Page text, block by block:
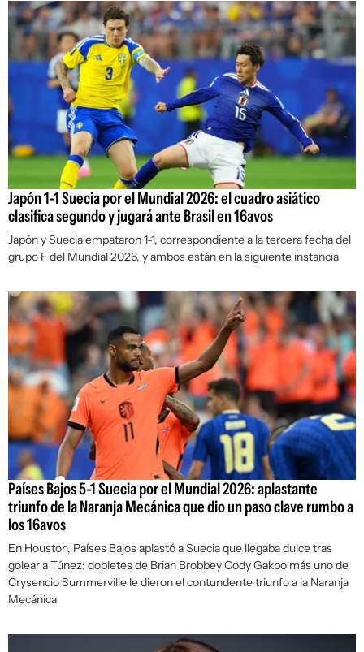
Japón 1-1 Suecia por el Mundial 2026: el cuadro asiático
clasifica segundo y jugará ante Brasil en 16avos
Japón y Suecia empataron 1-1, correspondiente a la tercera fecha del
grupo F del Mundial 2026, y ambos están en la siguiente instancia
Países Bajos 5-1 Suecia por el Mundial 2026: aplastante
triunfo de la Naranja Mecánica que dio un paso clave rumbo a
los 16avos
En Houston, Países Bajos aplastó a Suecia que llegaba dulce tras
golear a Túnez: dobletes de Brian Brobbey Cody Gakpo más uno de
Crysencio Summerville le dieron el contundente triunfo a la Naranja
Mecánica